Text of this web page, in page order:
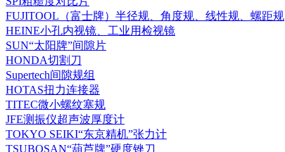
FUJITOOL（富士牌）半径规、角度规、线性规、螺距规
HEINE小孔内视镜、工业用检视镜
SUN“太阳牌”间隙片
HONDA切割刀
Supertech间隙规组
HOTAS扭力连接器
TITEC微小螺纹塞规
JFE测振仪超声波厚度计
TOKYO SEIKI“东京精机”张力计
TSUBOSAN“葫芦牌”硬度锉刀